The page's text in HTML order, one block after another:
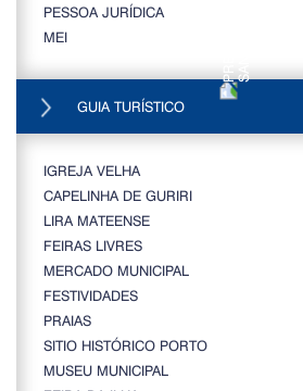
PESSOA JURÍDICA
MEI
GUIA TURÍSTICO
IGREJA VELHA
CAPELINHA DE GURIRI
LIRA MATEENSE
FEIRAS LIVRES
MERCADO MUNICIPAL
FESTIVIDADES
PRAIAS
SITIO HISTÓRICO PORTO
MUSEU MUNICIPAL